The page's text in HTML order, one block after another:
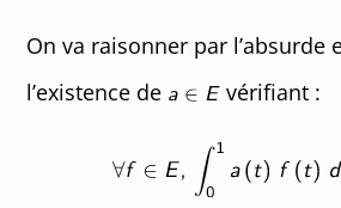
On va raisonner par l’absurde
l’existence de
vérifiant :